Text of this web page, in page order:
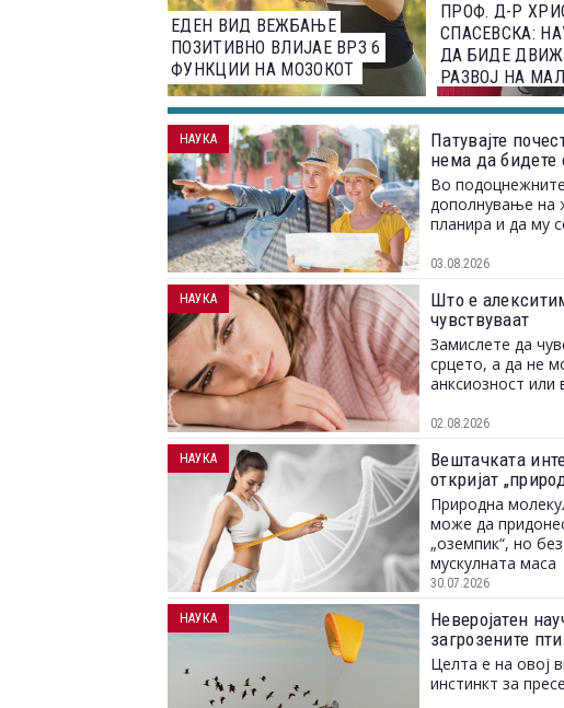
ЕДЕН ВИД ВЕЖБАЊЕ
ПОЗИТИВНО ВЛИЈАЕ ВРЗ 6
ФУНКЦИИ НА МОЗОКОТ
ПРОФ. Д-Р
СПАСЕВСКА:
ДА БИДЕ
РАЗВОЈ НА
Патувајте
нема да бидете
Во
дополнување на
планира и да му
03.08.2026
НАУКА
Што е
чувствуваат
Замислете да
срцето, а да не
анксиозност или
02.08.2026
НАУКА
Вештачката
откријат
Природна
може да
„оземпик“, но
мускулната маса
30.07.2026
НАУКА
Неверојатен
загрозените
Целта е на овој
инстинкт за
НАУКА